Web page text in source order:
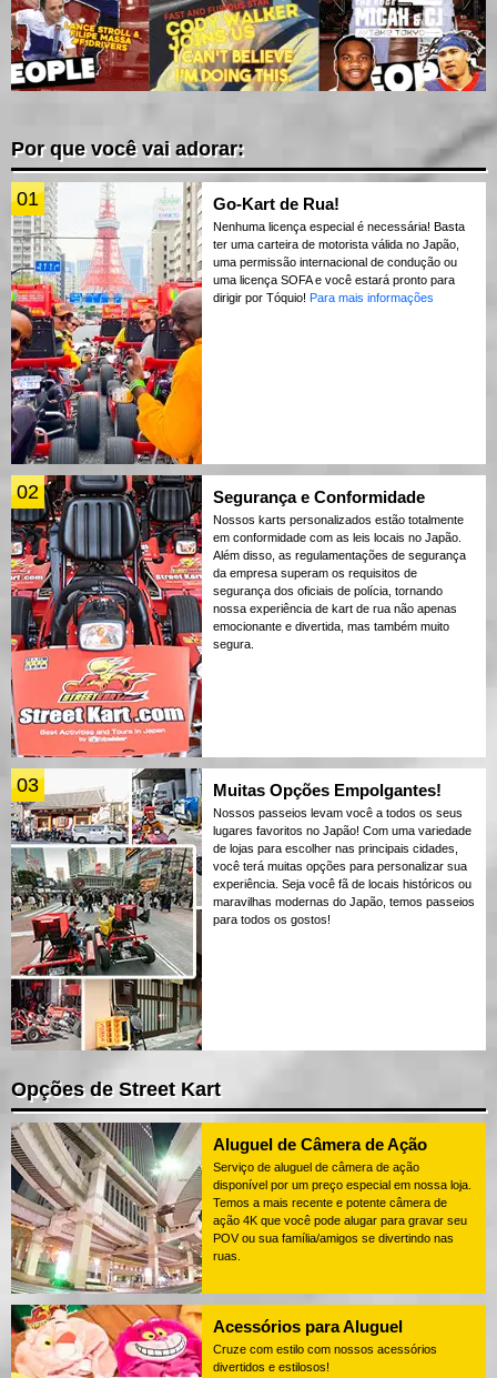
Por que você vai adorar:
01 Go-Kart de Rua!
Nenhuma licença especial é necessária! Basta
ter uma carteira de motorista válida no Japão,
uma permissão internacional de condução ou
uma licença SOFA e você estará pronto para
dirigir por Tóquio! Para mais informações
02 Segurança e Conformidade
Nossos karts personalizados estão totalmente
em conformidade com as leis locais no Japão.
Além disso, as regulamentações de segurança
da empresa superam os requisitos de
segurança dos oficiais de polícia, tornando
nossa experiência de kart de rua não apenas
emocionante e divertida, mas também muito
segura.
03 Muitas Opções Empolgantes!
Nossos passeios levam você a todos os seus
lugares favoritos no Japão! Com uma variedade
de lojas para escolher nas principais cidades,
você terá muitas opções para personalizar sua
experiência. Seja você fã de locais históricos ou
maravilhas modernas do Japão, temos passeios
para todos os gostos!
Opções de Street Kart
Aluguel de Câmera de Ação
Serviço de aluguel de câmera de ação
disponível por um preço especial em nossa loja.
Temos a mais recente e potente câmera de
ação 4K que você pode alugar para gravar seu
POV ou sua família/amigos se divertindo nas
ruas.
Acessórios para Aluguel
Cruze com estilo com nossos acessórios
divertidos e estilosos!